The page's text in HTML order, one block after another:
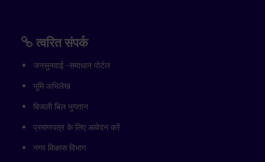
त्वरित संपर्क
जनसुनवाई -समाधान पोर्टल
भूमि अभिलेख
बिजली बिल भुगतान
प्रमाणपत्र के लिए आवेदन करें
नगर विकास विभाग